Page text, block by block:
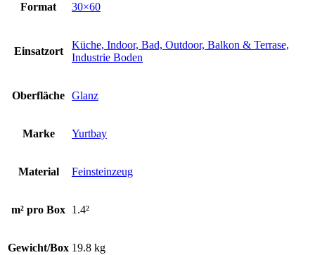
Format 30×60
Einsatzort
Küche, Indoor, Bad, Outdoor, Balkon & Terrase,
Industrie Boden
Oberfläche Glanz
Marke Yurtbay
Material Feinsteinzeug
m² pro Box 1.4²
Gewicht/Box 19.8 kg